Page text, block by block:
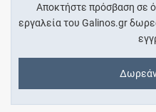
Αποκτήστε πρόσβαση σε
εργαλεία του Galinos.gr